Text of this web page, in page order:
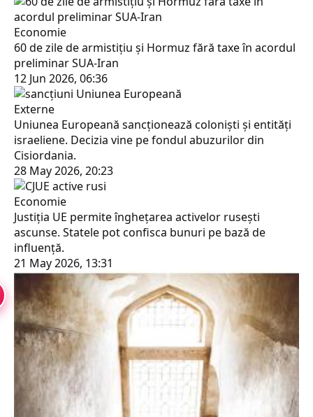
Economie
60 de zile de armistițiu și Hormuz fără taxe în acordul
preliminar SUA-Iran
12 Jun 2026, 06:36
Externe
Uniunea Europeană sancționează coloniști și entități
israeliene. Decizia vine pe fondul abuzurilor din
Cisiordania.
28 May 2026, 20:23
Economie
Justiția UE permite înghețarea activelor rusești
ascunse. Statele pot confisca bunuri pe bază de
influență.
21 May 2026, 13:31